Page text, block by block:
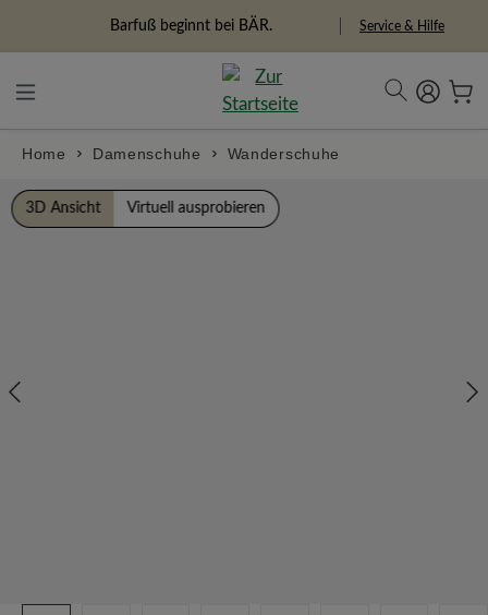
Freiheitspioniere Service & Hilfe
Home Damenschuhe Wanderschuhe
Bildergalerie überspringen
3D Ansicht Virtuell ausprobieren